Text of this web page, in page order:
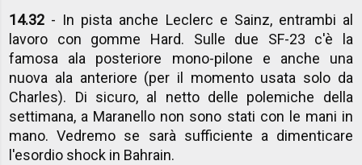
14.32 - In pista anche Leclerc e Sainz, entrambi al
lavoro con gomme Hard. Sulle due SF-23 c'è la
famosa ala posteriore mono-pilone e anche una
nuova ala anteriore (per il momento usata solo da
Charles). Di sicuro, al netto delle polemiche della
settimana, a Maranello non sono stati con le mani in
mano. Vedremo se sarà sufficiente a dimenticare
l'esordio shock in Bahrain.